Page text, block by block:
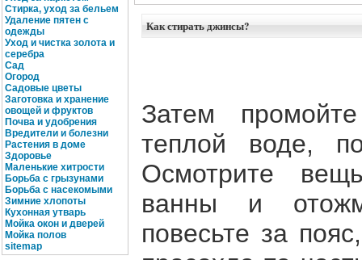
Стирка, уход за бельем
Удаление пятен с
одежды
Уход и чистка золота и
серебра
Сад
Огород
Садовые цветы
Заготовка и хранение
овощей и фруктов
Почва и удобрения
Вредители и болезни
Растения в доме
Здоровье
Маленькие хитрости
Борьба с грызунами
Борьба с насекомыми
Зимние хлопоты
Кухонная утварь
Мойка окон и дверей
Мойка полов
sitemap
Как стирать джинсы?
Затем
теплой воде,
Осмотрите
ванны и
повесьте за